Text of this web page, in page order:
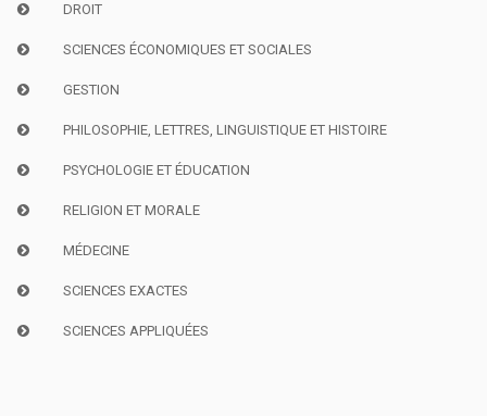
DROIT
SCIENCES ÉCONOMIQUES ET SOCIALES
GESTION
PHILOSOPHIE, LETTRES, LINGUISTIQUE ET HISTOIRE
PSYCHOLOGIE ET ÉDUCATION
RELIGION ET MORALE
MÉDECINE
SCIENCES EXACTES
SCIENCES APPLIQUÉES